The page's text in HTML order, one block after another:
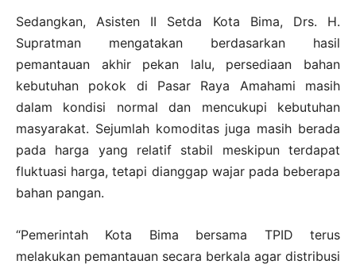
Sedangkan, Asisten II Setda Kota Bima, Drs. H.
Supratman mengatakan berdasarkan hasil
pemantauan akhir pekan lalu, persediaan bahan
kebutuhan pokok di Pasar Raya Amahami masih
dalam kondisi normal dan mencukupi kebutuhan
masyarakat. Sejumlah komoditas juga masih berada
pada harga yang relatif stabil meskipun terdapat
fluktuasi harga, tetapi dianggap wajar pada beberapa
bahan pangan.
“Pemerintah Kota Bima bersama TPID terus
melakukan pemantauan secara berkala agar distribusi